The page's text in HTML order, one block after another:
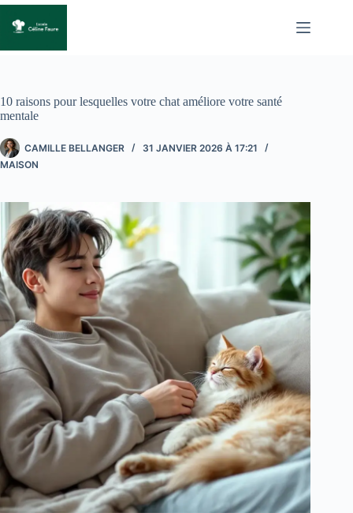
Passer
contenu
10 raisons pour lesquelles votre chat améliore votre santé
mentale
CAMILLE BELLANGER
31 JANVIER 2026 À 17:21
MAISON